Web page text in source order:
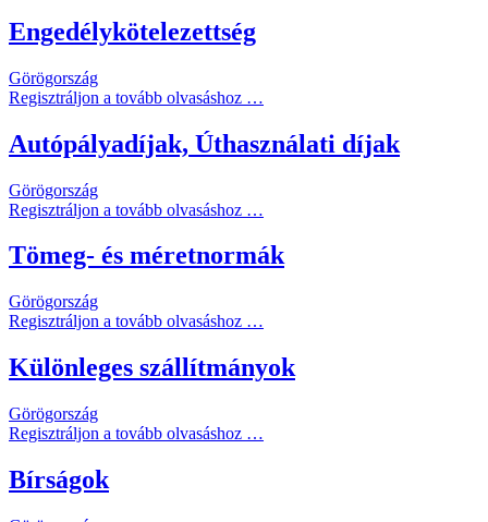
Engedélykötelezettség
Görögország
Regisztráljon a tovább olvasáshoz …
Autópályadíjak, Úthasználati díjak
Görögország
Regisztráljon a tovább olvasáshoz …
Tömeg- és méretnormák
Görögország
Regisztráljon a tovább olvasáshoz …
Különleges szállítmányok
Görögország
Regisztráljon a tovább olvasáshoz …
Bírságok